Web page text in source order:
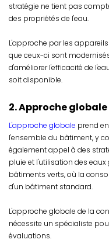
stratégie ne tient pas
des propriétés de l'eau.
L'approche par les
que ceux-ci sont
d'améliorer l'efficacité de
soit disponible.
2. Approche
L'approche globale prend
l'ensemble du bâtiment, y
également appel à des
pluie et l'utilisation des eaux
bâtiments verts, où la
d'un bâtiment standard.
L'approche globale de la
nécessite un spécialiste
évaluations.